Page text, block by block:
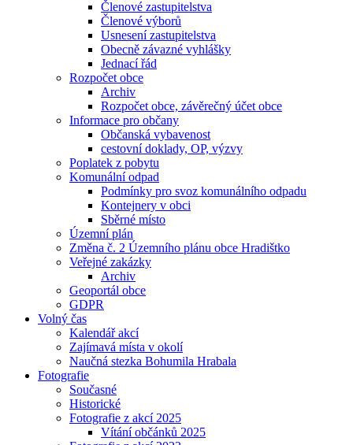
Členové zastupitelstva
Členové výborů
Usnesení zastupitelstva
Obecně závazné vyhlášky
Jednací řád
Rozpočet obce
Archiv
Rozpočet obce, závěrečný účet obce
Informace pro občany
Občanská vybavenost
cestovní doklady, OP, výzvy
Poplatek z pobytu
Komunální odpad
Podmínky pro svoz komunálního odpadu
Kontejnery v obci
Sběrné místo
Územní plán
Změna č. 2 Územního plánu obce Hradištko
Veřejné zakázky
Archiv
Geoportál obce
GDPR
Volný čas
Kalendář akcí
Zajímavá místa v okolí
Naučná stezka Bohumila Hrabala
Fotografie
Současné
Historické
Fotografie z akcí 2025
Vítání občánků 2025